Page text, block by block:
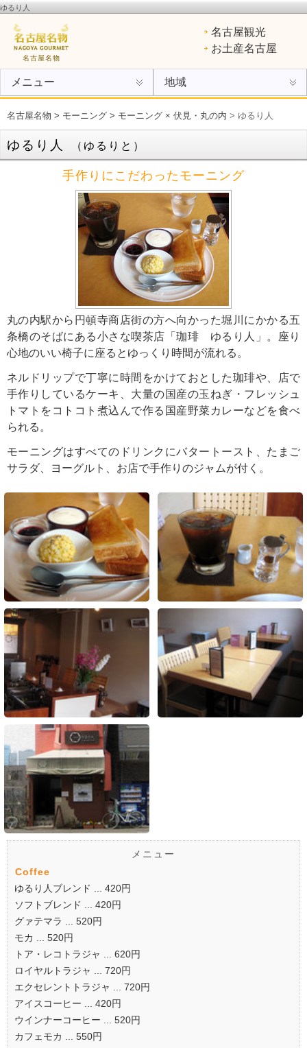
ゆるり人
けスパ、小倉トースト、ういろう
名古屋名物
名古屋観光
お土産名古屋
メニュー 地域
名古屋名物 > モーニング > モーニング × 伏見・丸の内 > ゆるり人
ゆるり人 （ゆるりと）
手作りにこだわったモーニング
丸の内駅から円頓寺商店街の方へ向かった堀川にかかる五
条橋のそばにある小さな喫茶店「珈琲 ゆるり人」。座り
心地のいい椅子に座るとゆっくり時間が流れる。
ネルドリップで丁寧に時間をかけておとした珈琲や、店で
手作りしているケーキ、大量の国産の玉ねぎ・フレッシュ
トマトをコトコト煮込んで作る国産野菜カレーなどを食べ
られる。
モーニングはすべてのドリンクにバタートースト、たまご
サラダ、ヨーグルト、お店で手作りのジャムが付く。
メニュー
Coffee
ゆるり人ブレンド ... 420円
ソフトブレンド ... 420円
グァテマラ ... 520円
モカ ... 520円
トア・レコトラジャ ... 620円
ロイヤルトラジャ ... 720円
エクセレントトラジャ ... 720円
アイスコーヒー ... 420円
ウインナーコーヒー ... 520円
カフェモカ ... 550円